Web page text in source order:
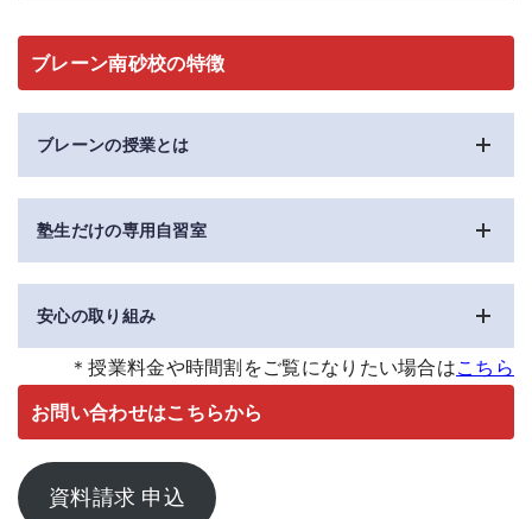
ブレーン南砂校の特徴
ブレーンの授業とは
先生1人に対して、生徒3～4人に指導する授業スタイルを
率を上げたいなど、
選べる科目
ブレーンで受講したい科目を1科目から選択できます。追加
や変更などは都度受け付けております
毎週決まった曜日、時間で通塾していただき授業を行いま
す。部活や習いごとの予定に合わせてお選びください。
塾生だけの専用自習室
一人ひとり区切られたスペースで集中して学習に取り組め
ます。
小学生から高校生まで、ブレーンや学校の宿題をすること
に使ってもらっています。
安心の取り組み
・振替授業
急な体調不良、忌引きなどで欠席した授業を、別日に振り
替えることができます。
・
入退室通知システム
お子さまの入室、退室時には保護者の方のスマートフォン
＊授業料金や時間割をご覧になりたい場合はこちら
お問い合わせはこちらから
資料請求 申込